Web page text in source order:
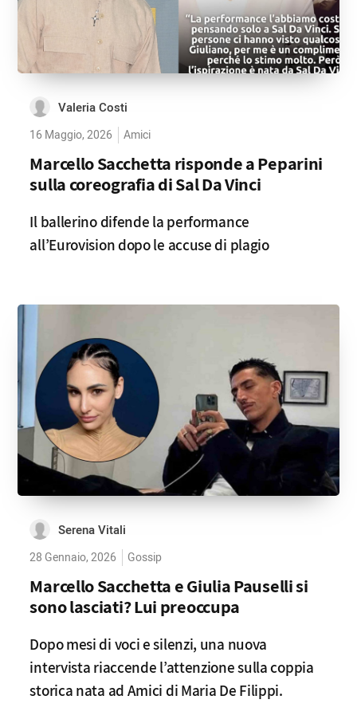
Valeria Costi
16 Maggio, 2026 Amici
Marcello Sacchetta risponde a Peparini
sulla coreografia di Sal Da Vinci
Il ballerino difende la performance
all’Eurovision dopo le accuse di plagio
Serena Vitali
28 Gennaio, 2026 Gossip
Marcello Sacchetta e Giulia Pauselli si
sono lasciati? Lui preoccupa
Dopo mesi di voci e silenzi, una nuova
intervista riaccende l’attenzione sulla coppia
storica nata ad Amici di Maria De Filippi.